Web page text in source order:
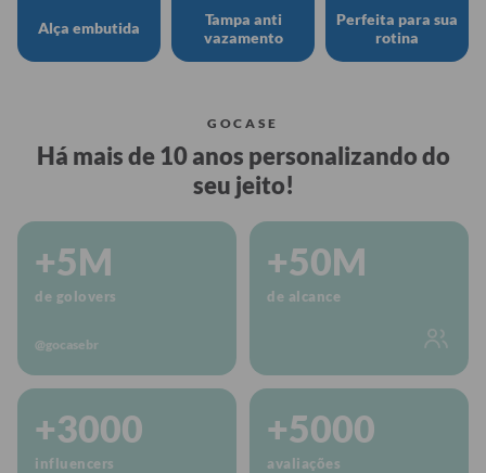
Alça embutida
Tampa anti
vazamento
Perfeita para sua
rotina
GOCASE
Há mais de 10 anos personalizando do
seu jeito!
+5M
de golovers
@gocasebr
+50M
de alcance
+3000
influencers
+5000
avaliações